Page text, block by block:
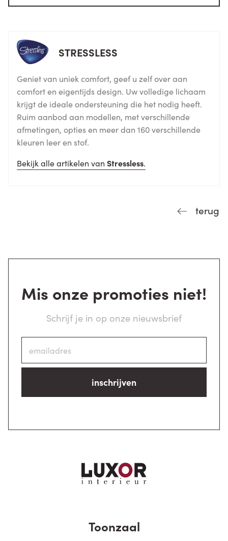
STRESSLESS
Geniet van uniek comfort, geef u zelf over aan
comfort en eigentijds design. Uw volledige lichaam
krijgt de ideale ondersteuning die het nodig heeft.
Ruim aanbod aan modellen, met verschillende
afmetingen, opties en meer dan 160 verschillende
kleuren leer en stof.
Bekijk alle artikelen van Stressless.
terug
Mis onze promoties niet!
Schrijf je in op onze nieuwsbrief
inschrijven
Toonzaal